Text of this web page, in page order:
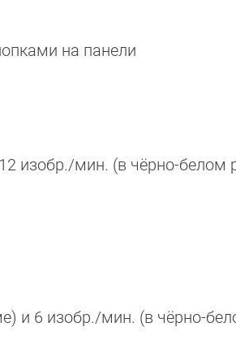
на панели
изобр./мин. (в чёрно-белом
и 6 изобр./мин. (в чёрно-